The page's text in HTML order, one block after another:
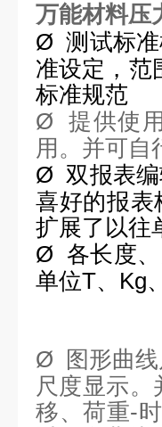
万能材料压
Ø 测试标
准设定，范
标准规范
Ø
提供使
用。并可自
Ø 双报表
喜好的报表
扩展了以往
Ø 各长度
单位T、 Kg、
Ø 图形曲
尺度显示
移、荷重-